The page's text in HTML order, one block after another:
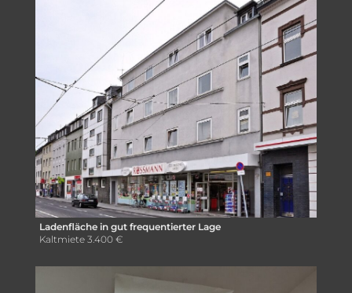
Ladenfläche in gut frequentierter Lage
Kaltmiete 3.400 €